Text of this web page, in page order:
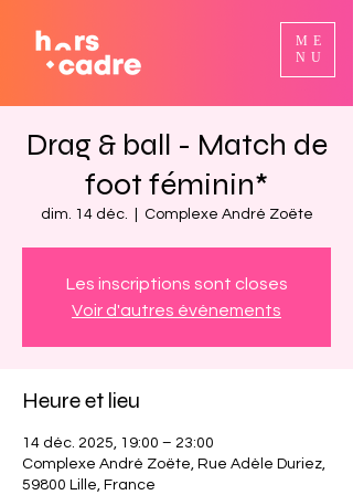
ME
NU
Drag & ball - Match de
foot féminin*
dim. 14 déc. Complexe André Zoëte
Les inscriptions sont closes
Voir d'autres événements
Heure et lieu
14 déc. 2025, 19:00 – 23:00
Complexe André Zoëte, Rue Adèle Duriez,
59800 Lille, France